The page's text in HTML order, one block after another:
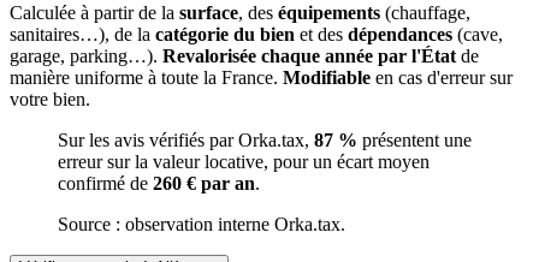
Calculée à partir de la surface, des équipements (chauffage,
sanitaires…), de la catégorie du bien et des dépendances (cave,
garage, parking…). Revalorisée chaque année par l'État de
manière uniforme à toute la France. Modifiable en cas d'erreur sur
votre bien.
Sur les avis vérifiés par Orka.tax, 87 % présentent une
erreur sur la valeur locative, pour un écart moyen
confirmé de 260 € par an.
Source : observation interne Orka.tax.